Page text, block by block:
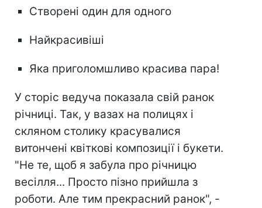
Створені один для одного
Найкрасивіші
Яка приголомшливо красива пара!
У сторіс ведуча показала свій ранок
річниці. Так, у вазах на полицях і
скляном столику красувалися
витончені квіткові композиції і букети.
"Не те, щоб я забула про річницю
весілля... Просто пізно прийшла з
роботи. Але тим прекрасний ранок", -